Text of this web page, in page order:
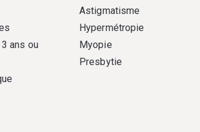
ans ou
Astigmatisme
Hypermétropie
Myopie
Presbytie